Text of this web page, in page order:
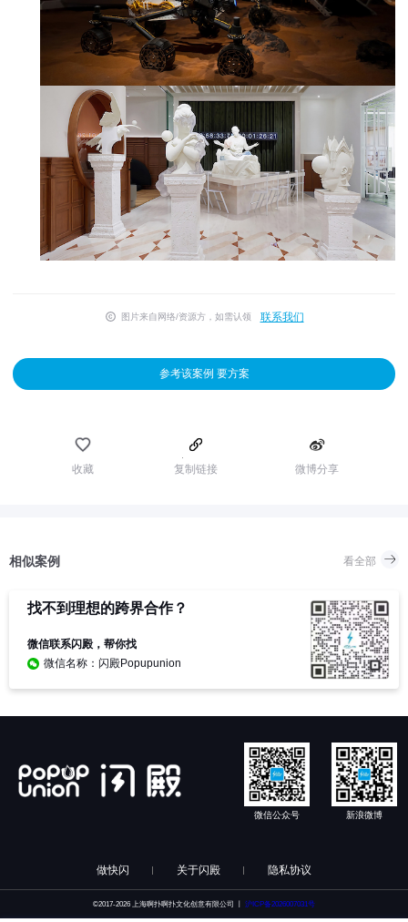
图片来自网络/资源方，如需认领 联系我们
参考该案例 要方案
收藏 复制链接 微博分享
相似案例 看全部
找不到理想的跨界合作？
微信联系闪殿，帮你找
微信名称：闪殿Popupunion
微信公众号 新浪微博
做快闪 关于闪殿 隐私协议
©2017-2026 上海啊扑啊扑文化创意有限公司 丨 沪ICP备2026007031号